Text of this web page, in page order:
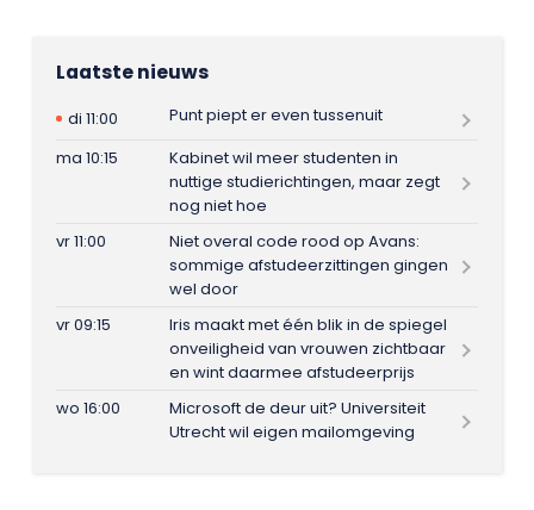
Laatste nieuws
di 11:00
Punt piept er even tussenuit
ma 10:15
Kabinet wil meer studenten in
nuttige studierichtingen, maar zegt
nog niet hoe
vr 11:00
Niet overal code rood op Avans:
sommige afstudeerzittingen gingen
wel door
vr 09:15
Iris maakt met één blik in de spiegel
onveiligheid van vrouwen zichtbaar
en wint daarmee afstudeerprijs
wo 16:00
Microsoft de deur uit? Universiteit
Utrecht wil eigen mailomgeving